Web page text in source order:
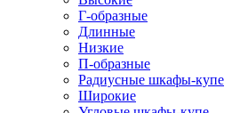
Г-образные
Длинные
Низкие
П-образные
Радиусные шкафы-купе
Широкие